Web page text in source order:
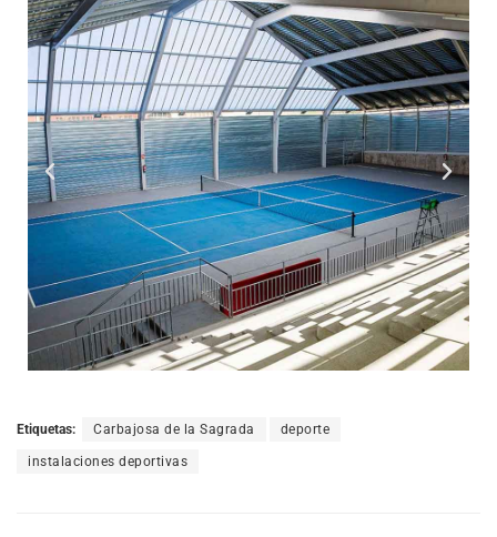
Etiquetas: Carbajosa de la Sagrada deporte
instalaciones deportivas